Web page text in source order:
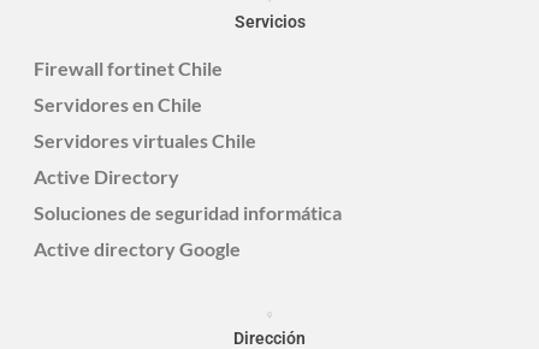
Servicios
Firewall fortinet Chile
Servidores en Chile
Servidores virtuales Chile
Active Directory
Soluciones de seguridad informática
Active directory Google
Dirección